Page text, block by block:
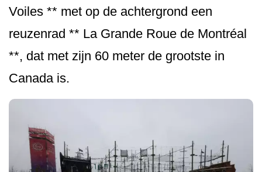
Voiles ** met op de achtergrond een
reuzenrad ** La Grande Roue de Montréal
**, dat met zijn 60 meter de grootste in
Canada is.